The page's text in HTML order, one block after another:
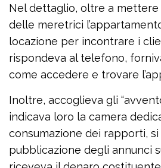
Nel dettaglio, oltre a mettere
delle meretrici
locazione per incontrare i
rispondeva al telefono,
come accedere e trovare
Inoltre, accoglieva gli
indicava loro la camera
consumazione dei rapporti,
pubblicazione degli annunci